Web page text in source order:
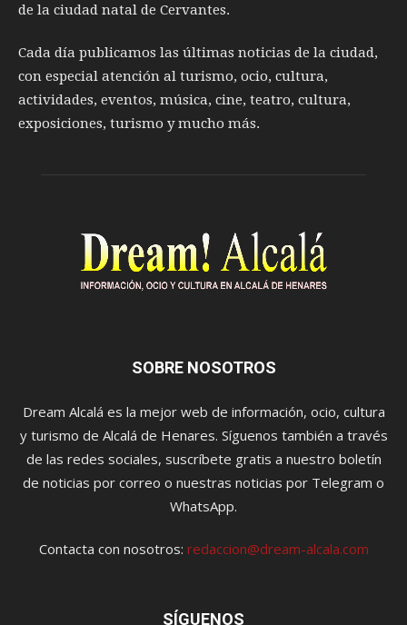
de la ciudad natal de Cervantes.
Cada día publicamos las últimas noticias de la ciudad,
con especial atención al turismo, ocio, cultura,
actividades, eventos, música, cine, teatro, cultura,
exposiciones, turismo y mucho más.
SOBRE NOSOTROS
Dream Alcalá es la mejor web de información, ocio, cultura
y turismo de Alcalá de Henares. Síguenos también a través
de las redes sociales, suscríbete gratis a nuestro boletín
de noticias por correo o nuestras noticias por Telegram o
WhatsApp.
Contacta con nosotros: redaccion@dream-alcala.com
SÍGUENOS